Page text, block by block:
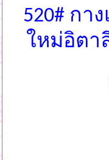
520# กา
ใหม่อิตา